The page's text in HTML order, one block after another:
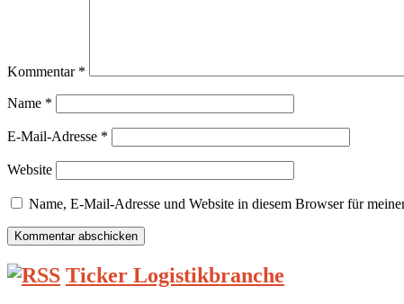
Kommentar *
Name *
E-Mail-Adresse *
Website
Name, E-Mail-Adresse und Website in diesem Browser für
Ticker Logistikbranche